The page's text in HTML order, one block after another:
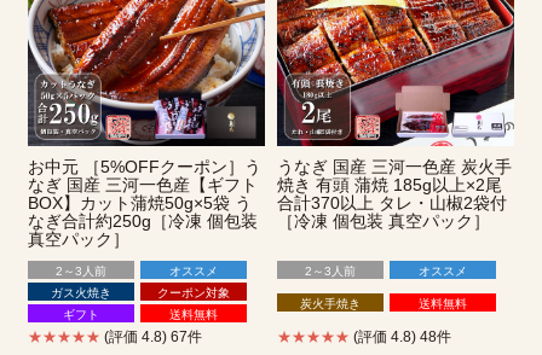
お中元 ［5%OFFクーポン］う
なぎ 国産 三河一色産【ギフト
BOX】カット蒲焼50g×5袋 う
なぎ合計約250g［冷凍 個包装
真空パック］
2～3人前
オススメ
ガス火焼き
クーポン対象
ギフト
送料無料
★★★★★ (評価 4.8) 67件
うなぎ 国産 三河一色産 炭火手
焼き 有頭 蒲焼 185g以上×2尾
合計370以上 タレ・山椒2袋付
［冷凍 個包装 真空パック］
2～3人前 オススメ
炭火手焼き 送料無料
★★★★★ (評価 4.8) 48件